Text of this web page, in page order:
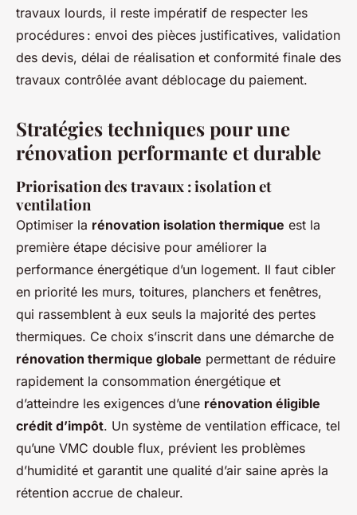
travaux lourds, il reste impératif de respecter les
procédures : envoi des pièces justificatives, validation
des devis, délai de réalisation et conformité finale des
travaux contrôlée avant déblocage du paiement.
Stratégies techniques pour une
rénovation performante et durable
Priorisation des travaux : isolation et
ventilation
Optimiser la rénovation isolation thermique est la
première étape décisive pour améliorer la
performance énergétique d’un logement. Il faut cibler
en priorité les murs, toitures, planchers et fenêtres,
qui rassemblent à eux seuls la majorité des pertes
thermiques. Ce choix s’inscrit dans une démarche de
rénovation thermique globale permettant de réduire
rapidement la consommation énergétique et
d’atteindre les exigences d’une rénovation éligible
crédit d’impôt. Un système de ventilation efficace, tel
qu’une VMC double flux, prévient les problèmes
d’humidité et garantit une qualité d’air saine après la
rétention accrue de chaleur.